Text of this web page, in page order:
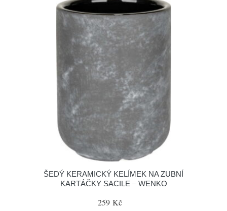
ŠEDÝ KERAMICKÝ KELÍMEK NA ZUBNÍ
KARTÁČKY SACILE – WENKO
259 Kč